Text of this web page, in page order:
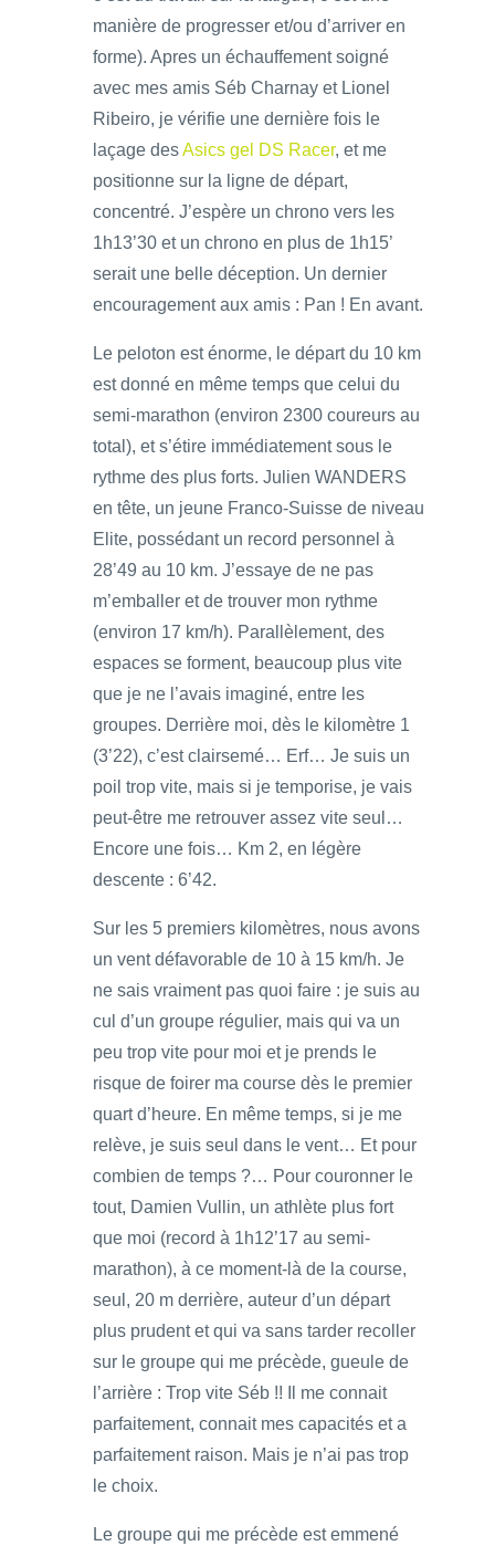
manière de progresser et/ou d’arriver en
forme). Apres un échauffement soigné
avec mes amis Séb Charnay et Lionel
Ribeiro, je vérifie une dernière fois le
laçage desAsics gel DS Racer, et me
positionne sur la ligne de départ,
concentré. J’espère un chrono vers les
1h13’30 et un chrono en plus de 1h15’
serait une belle déception. Un dernier
encouragement aux amis : Pan ! En avant.
Le peloton est énorme, le départ du 10 km
est donné en même temps que celui du
semi-marathon (environ 2300 coureurs au
total), et s’étire immédiatement sous le
rythme des plus forts. Julien WANDERS
en tête, un jeune Franco-Suisse de niveau
Elite, possédant un record personnel à
28’49 au 10 km. J’essaye de ne pas
m’emballer et de trouver mon rythme
(environ 17 km/h). Parallèlement, des
espaces se forment, beaucoup plus vite
que je ne l’avais imaginé, entre les
groupes. Derrière moi, dès le kilomètre 1
(3’22), c’est clairsemé… Erf… Je suis un
poil trop vite, mais si je temporise, je vais
peut-être me retrouver assez vite seul…
Encore une fois… Km 2, en légère
descente : 6’42.
Sur les 5 premiers kilomètres, nous avons
un vent défavorable de 10 à 15 km/h. Je
ne sais vraiment pas quoi faire : je suis au
cul d’un groupe régulier, mais qui va un
peu trop vite pour moi et je prends le
risque de foirer ma course dès le premier
quart d’heure. En même temps, si je me
relève, je suis seul dans le vent… Et pour
combien de temps ?… Pour couronner le
tout, Damien Vullin, un athlète plus fort
que moi (record à 1h12’17 au semi-
marathon), à ce moment-là de la course,
seul, 20 m derrière, auteur d’un départ
plus prudent et qui va sans tarder recoller
sur le groupe qui me précède, gueule de
l’arrière : Trop vite Séb !! Il me connait
parfaitement, connait mes capacités et a
parfaitement raison. Mais je n’ai pas trop
le choix.
Le groupe qui me précède est emmené